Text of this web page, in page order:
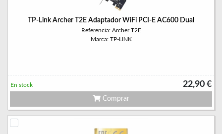
TP-Link Archer T2E Adaptador WiFi PCI-E AC600 Dual
Referencia: Archer T2E
Marca: TP-LINK
22,90 €
En stock
Comprar